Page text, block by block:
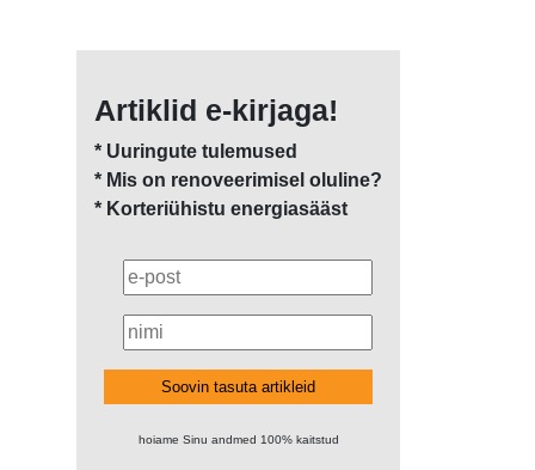
Artiklid e-kirjaga!
* Uuringute tulemused
* Mis on renoveerimisel oluline?
* Korteriühistu energiasääst
Soovin tasuta artikleid
hoiame Sinu andmed 100% kaitstud